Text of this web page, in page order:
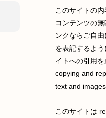
このサイトの
コンテンツの
ンクならご自
を表記するよ
イトへの引用
copying and
text and
このサイトは